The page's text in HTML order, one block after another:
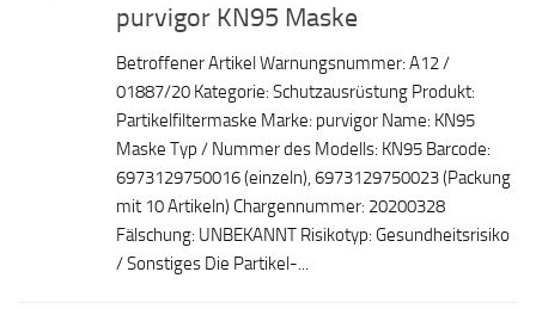
purvigor KN95 Maske
Betroffener Artikel Warnungsnummer: A12 /
01887/20 Kategorie: Schutzausrüstung Produkt:
Partikelfiltermaske Marke: purvigor Name: KN95
Maske Typ / Nummer des Modells: KN95 Barcode:
6973129750016 (einzeln), 6973129750023 (Packung
mit 10 Artikeln) Chargennummer: 20200328
Fälschung: UNBEKANNT Risikotyp: Gesundheitsrisiko
/ Sonstiges Die Partikel-...